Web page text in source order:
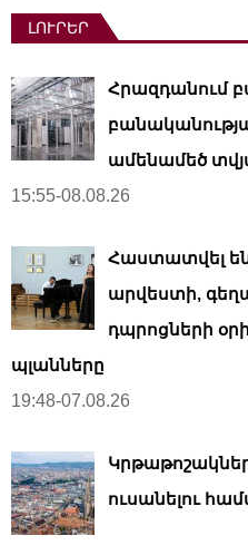
ԼՈՒՐԵՐ
Հրազդանում
ամենամեծ
15:55-08.08.26
Հաստատվել
արվեստի,
դպրոցների
պլանները
19:48-07.08.26
ուսանելու